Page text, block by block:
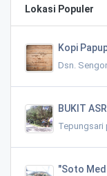
Lokasi Populer
Kopi
Dsn.
BUKIT
Tepungsari
"Soto